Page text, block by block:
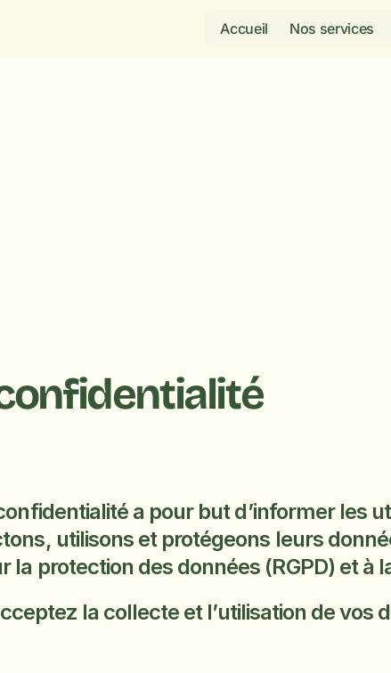
Accueil Nos services
a pour but d’informer les
utilisons et protégeons leurs
la protection des données (RGPD) et à
la collecte et l’utilisation de